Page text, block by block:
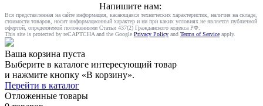
Напишите нам:
Вся представленная на сайте информация, касающаяся технических характеристик, наличия на складе,
стоимости товаров, носит информационный характер и ни при каких условиях не является публичной
офертой, определяемой положениями Статьи 437(2) Гражданского кодекса РФ.
This site is protected by reCAPTCHA and the Google Privacy Policy and Terms of Service apply.
Ваша корзина пуста
Выберите в каталоге интересующий товар
и нажмите кнопку «В корзину».
Перейти в каталог
Отложенные товары